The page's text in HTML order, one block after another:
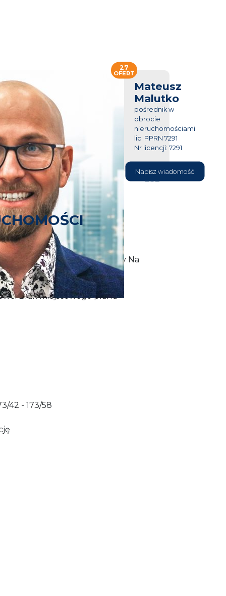
Mateusz
Malutko
pośrednik w
obrocie
nieruchomościami
lic. PPRN 7291
Nr licencji: 7291
604 177
232
Napisz wiadomość
27
OFERT
w miejscowości Łęgi przy ulicy Na
Brak miejscowego planu
42 - 173/58